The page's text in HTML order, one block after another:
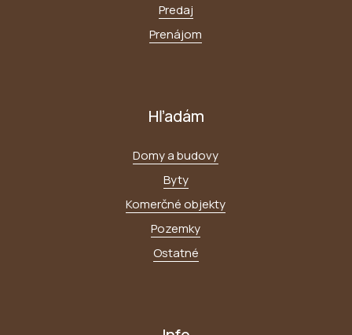
Predaj
Prenájom
Hľadám
Domy a budovy
Byty
Komerčné objekty
Pozemky
Ostatné